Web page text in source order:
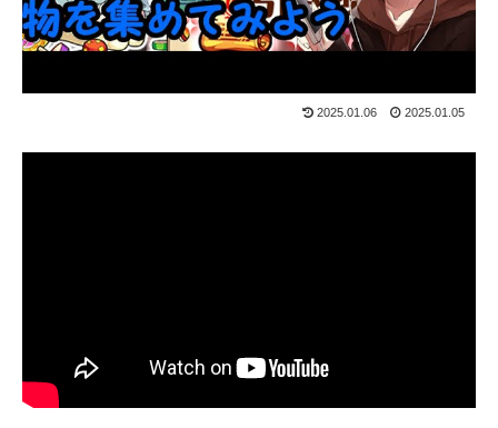
2025.01.06 2025.01.05